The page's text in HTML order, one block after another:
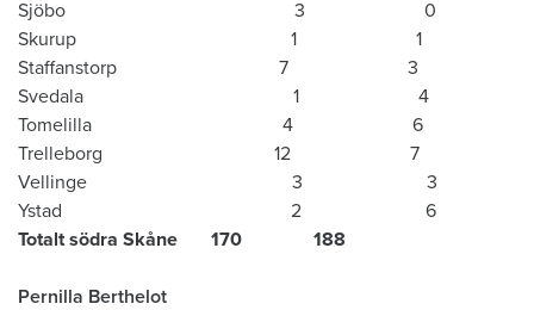
Sjöbo 3 0
Skurup 1 1
Staffanstorp 7 3
Svedala 1 4
Tomelilla 4 6
Trelleborg 12 7
Vellinge 3 3
Ystad 2 6
Totalt södra Skåne 170 188
Pernilla Berthelot